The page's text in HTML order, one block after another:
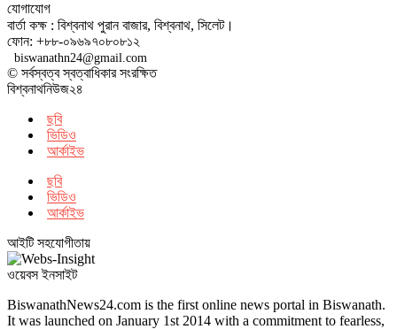
যোগাযোগ
বার্তা কক্ষ : বিশ্বনাথ পুরান বাজার, বিশ্বনাথ, সিলেট।
ফোন: +৮৮-০৯৬৯৭০৮০৮১২
biswanathn24@gmail.com
© সর্বস্বত্ব স্বত্বাধিকার সংরক্ষিত
বিশ্বনাথনিউজ২৪
ছবি
ভিডিও
আর্কাইভ
ছবি
ভিডিও
আর্কাইভ
আইটি সহযোগীতায়
ওয়েবস ইনসাইট
BiswanathNews24.com is the first online news portal in Biswanath.
It was launched on January 1st 2014 with a commitment to fearless,